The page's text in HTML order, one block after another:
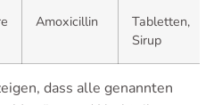
Amoxicillin
Tabletten,
Sirup
dass alle genannten